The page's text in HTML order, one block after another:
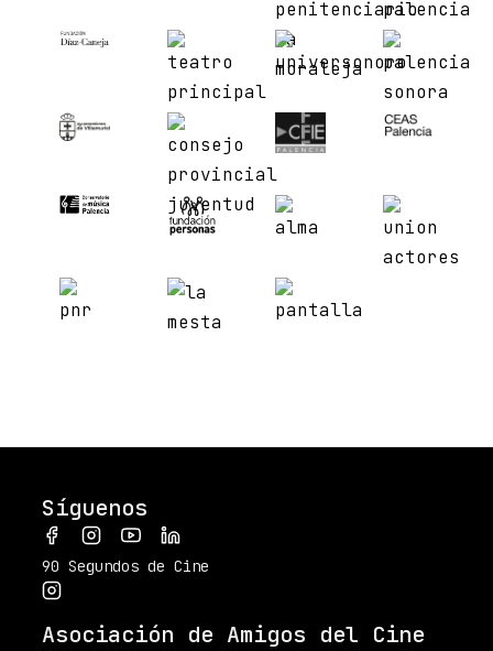
Síguenos
90 Segundos de Cine
Asociación de Amigos del Cine